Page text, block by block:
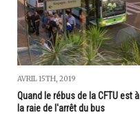
AVRIL 15TH, 2019
Quand le rébus de la CFTU est à
la raie de l'arrêt du bus